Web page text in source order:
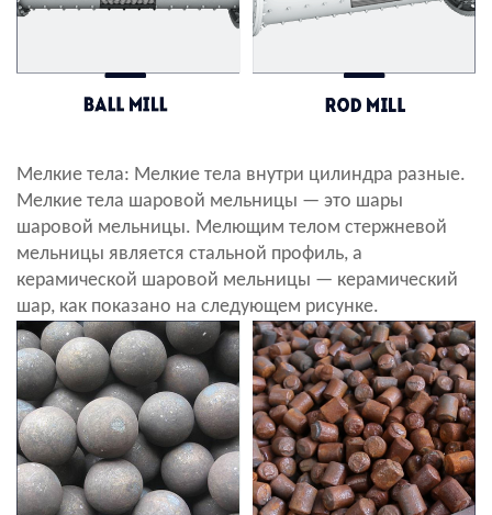
Мелкие тела: Мелкие тела внутри цилиндра разные.
Мелкие тела шаровой мельницы — это шары
шаровой мельницы. Мелющим телом стержневой
мельницы является стальной профиль, а
керамической шаровой мельницы — керамический
шар, как показано на следующем рисунке.